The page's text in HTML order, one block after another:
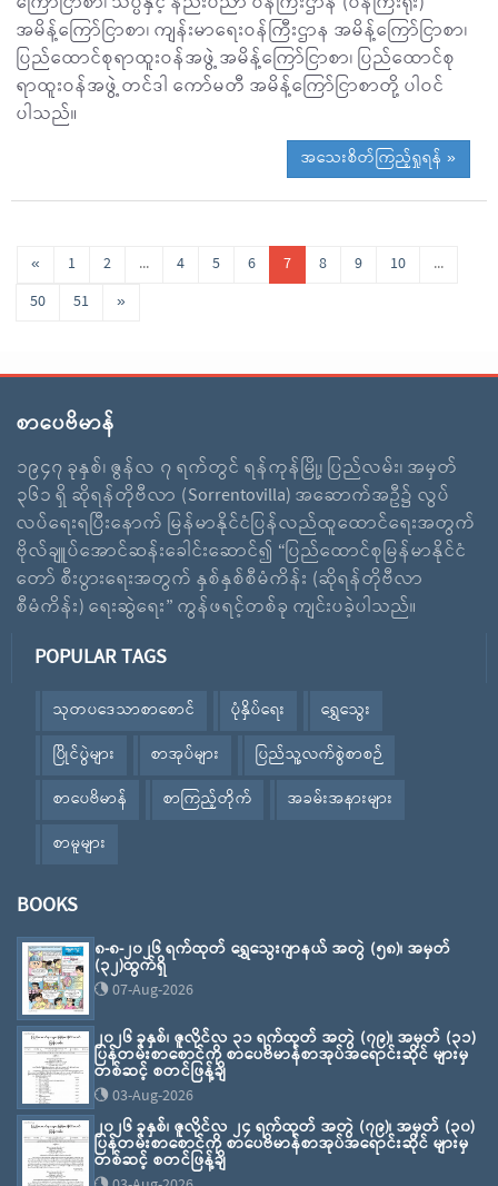
အမိန့်ကြော်ငြာစာ၊ ကျန်းမာရေးဝန်ကြီးဌာန အမိန့်ကြော်ငြာစာ၊
ပြည်ထောင်စုရာထူးဝန်အဖွဲ့ အမိန့်ကြော်ငြာစာ၊ ပြည်ထောင်စု
ရာထူးဝန်အဖွဲ့ တင်ဒါ ကော်မတီ အမိန့်ကြော်ငြာစာတို့ ပါဝင်
ပါသည်။
အသေးစိတ်ကြည့်ရှုရန် »
« 1 2 ... 4 5 6 7 8 9 10
...
50
51 »
စာပေဗိမာန်
၁၉၄၇ ခုနှစ်၊ ဇွန်လ ၇ ရက်တွင် ရန်ကုန်မြို့၊ ပြည်လမ်း၊ အမှတ်
၃၆၁ ရှိ ဆိုရန်တိုဗီလာ (Sorrentovilla) အဆောက်အဦ၌ လွပ်
လပ်ရေးရပြီးနောက် မြန်မာနိုင်ငံပြန်လည်ထူထောင်ရေးအတွက်
ဗိုလ်ချူပ်အောင်ဆန်းခေါင်းဆောင်၍ “ပြည်ထောင်စုမြန်မာနိုင်ငံ
တော် စီးပွားရေးအတွက် နှစ်နှစ်စီမံကိန်း (ဆိုရန်တိုဗီလာ
စီမံကိန်း) ရေးဆွဲရေး” ကွန်ဖရင့်တစ်ခု ကျင်းပခဲ့ပါသည်။
POPULAR TAGS
သုတပဒေသာစာစောင် ပုံနှိပ်ရေး
ရွှေသွေး
ပြိုင်ပွဲများ
စာအုပ်များ
ပြည်သူ့လက်စွဲစာစဉ်
စာပေဗိမာန်
စာကြည့်တိုက်
အခမ်းအနားများ
စာမူများ
BOOKS
၈-၈-၂၀၂၆ ရက်ထုတ် ရွှေသွေးဂျာနယ် အတွဲ (၅၈)၊ အမှတ်
(၃၂)ထွက်ရှိ
07-Aug-2026
၂၀၂၆ ခုနှစ်၊ ဇူလိုင်လ ၃၁ ရက်ထုတ် အတွဲ (၇၉)၊ အမှတ် (၃၁)
ပြန်တမ်းစာစောင်ကို စာပေဗိမာန်စာအုပ်အရောင်းဆိုင် များမှ
တစ်ဆင့် စတင်ဖြန့်ချိ
03-Aug-2026
၂၀၂၆ ခုနှစ်၊ ဇူလိုင်လ ၂၄ ရက်ထုတ် အတွဲ (၇၉)၊ အမှတ် (၃၀)
ပြန်တမ်းစာစောင်ကို စာပေဗိမာန်စာအုပ်အရောင်းဆိုင် များမှ
တစ်ဆင့် စတင်ဖြန့်ချိ